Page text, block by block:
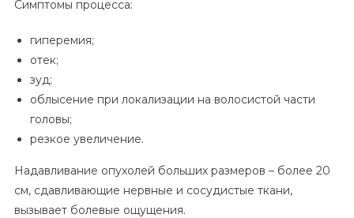
Симптомы процесса:
гиперемия;
отек;
зуд;
облысение при локализации на волосистой части
головы;
резкое увеличение.
Надавливание опухолей больших размеров – более 20
см, сдавливающие нервные и сосудистые ткани,
вызывает болевые ощущения.